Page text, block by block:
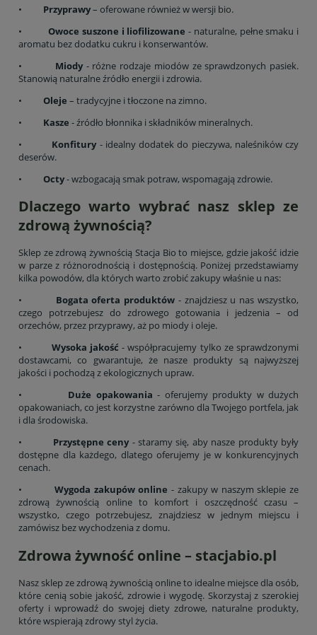
• Przyprawy– oferowane również w wersji bio.
•Owoce suszone i liofilizowane - naturalne, pełne smaku i
aromatu bez dodatku cukru i konserwantów.
• Miody - różne rodzaje miodów ze sprawdzonych pasiek.
Stanowią naturalne źródło energii i zdrowia.
• Oleje – tradycyjne i tłoczone na zimno.
• Kasze - źródło błonnika i składników mineralnych.
• Konfitury - idealny dodatek do pieczywa, naleśników czy
deserów.
• Octy- wzbogacają smak potraw, wspomagają zdrowie.
Dlaczego warto wybrać nasz sklep ze
zdrową żywnością?
Sklep ze zdrową żywnością Stacja Bio to miejsce, gdzie jakość idzie
w parze z różnorodnością i dostępnością. Poniżej przedstawiamy
kilka powodów, dla których warto zrobić zakupy właśnie u nas:
• Bogata oferta produktów - znajdziesz u nas wszystko,
czego potrzebujesz do zdrowego gotowania i jedzenia – od
orzechów, przez przyprawy, aż po miody i oleje.
• Wysoka jakość - współpracujemy tylko ze sprawdzonymi
dostawcami, co gwarantuje, że nasze produkty są najwyższej
jakości i pochodzą z ekologicznych upraw.
• Duże opakowania - oferujemy produkty w dużych
opakowaniach, co jest korzystne zarówno dla Twojego portfela, jak
i dla środowiska.
• Przystępne ceny - staramy się, aby nasze produkty były
dostępne dla każdego, dlatego oferujemy je w konkurencyjnych
cenach.
•Wygoda zakupów online - zakupy w naszym sklepie ze
zdrową żywnością online to komfort i oszczędność czasu –
wszystko, czego potrzebujesz, znajdziesz w jednym miejscu i
zamówisz bez wychodzenia z domu.
Zdrowa żywność online – stacjabio.pl
Nasz sklep ze zdrową żywnością online to idealne miejsce dla osób,
które cenią sobie jakość, zdrowie i wygodę. Skorzystaj z szerokiej
oferty i wprowadź do swojej diety zdrowe, naturalne produkty,
które wspierają zdrowy styl życia.